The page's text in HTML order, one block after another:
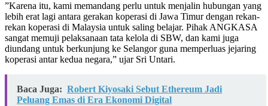
​”Karena itu, kami memandang perlu untuk menjalin hubungan yang
lebih erat lagi antara gerakan koperasi di Jawa Timur dengan rekan-
rekan koperasi di Malaysia untuk saling belajar. Pihak ANGKASA
sangat memuji pelaksanaan tata kelola di SBW, dan kami juga
diundang untuk berkunjung ke Selangor guna memperluas jejaring
koperasi antar kedua negara,” ujar Sri Untari.
Baca Juga: Robert Kiyosaki Sebut Ethereum Jadi
Peluang Emas di Era Ekonomi Digital